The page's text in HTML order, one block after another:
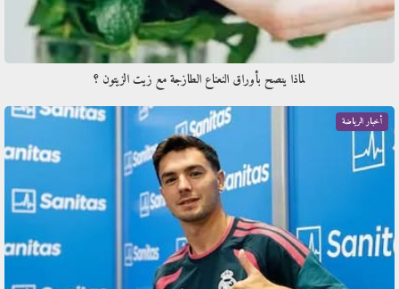
لماذا ينصح بأوراق النعناع الطازجة مع زيت الزيتون ؟
أخبار الرياضة